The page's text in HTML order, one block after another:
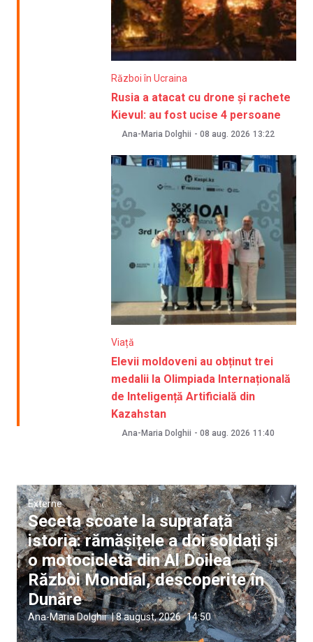
Război în Ucraina
Rusia a atacat cu drone și rachete
Kievul: au fost ucise 4 persoane
Ana-Maria Dolghii - 08 aug. 2026 13:22
Viață
Elevii moldoveni au obținut trei
medalii la Olimpiada Internațională
de Inteligență Artificială din
Kazahstan
Ana-Maria Dolghii - 08 aug. 2026 11:40
Externe
Seceta scoate la suprafață
istoria: rămășițele a doi soldați și
o motocicletă din Al Doilea
Război Mondial, descoperite în
Dunăre
Ana-Maria Dolghii |8 august, 2026 14:50